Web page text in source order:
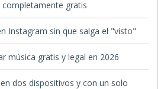
completamente gratis
Instagram sin que salga el "visto"
música gratis y legal en 2026
dos dispositivos y con un solo